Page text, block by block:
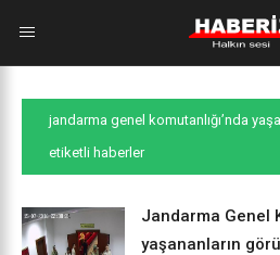
jandarma genel komutanlığı’nda
etiketli haberler
Jandarma Genel
yaşananların